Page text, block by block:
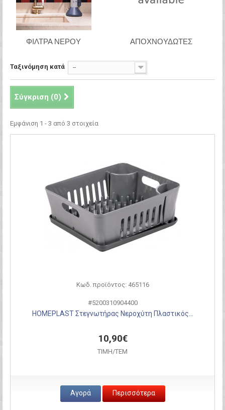
ΦΙΛΤΡΑ ΝΕΡΟΥ ΑΠΟΧΝΟΥΔΩΤΕΣ
Ταξινόμηση κατά --
Σύγκριση (0)
Εμφάνιση 1 - 3 από 3 στοιχεία
Κωδ. προϊόντος: 465116
#5200310904400
HOMEPLAST Στεγνωτήρας Νεροχύτη Πλαστικός...
10,90€
ΤΙΜH/ΤΕΜ
Αγορά Περισσότερα